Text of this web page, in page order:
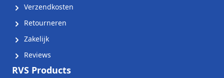
Verzendkosten
Retourneren
Zakelijk
Reviews
RVS Products